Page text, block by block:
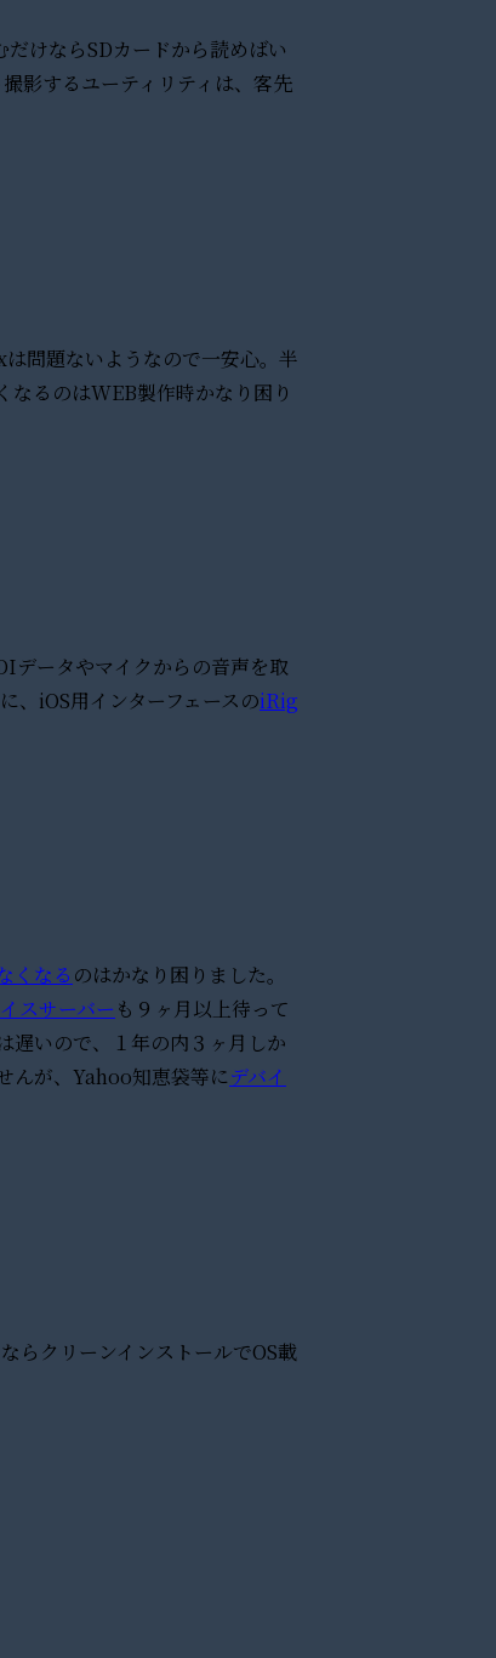
けならSDカードから読めばい
影するユーティリティは、客先
問題ないようなので一安心。半
るのはWEB製作時かなり困り
データやマイクからの音声を取
、iOS用インターフェースのiRig
くなる のはかなり困りました。
スサーバー も９ヶ月以上待って
遅いので、１年の内３ヶ月しか
んが、Yahoo知恵袋等にデバイ
らクリーンインストールでOS載